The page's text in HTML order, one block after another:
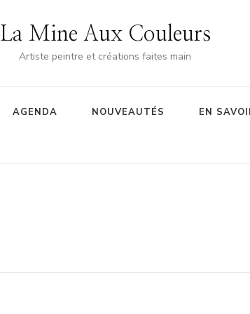
La Mine Aux Couleurs
Artiste peintre et créations faites main
AGENDA NOUVEAUTÉS EN